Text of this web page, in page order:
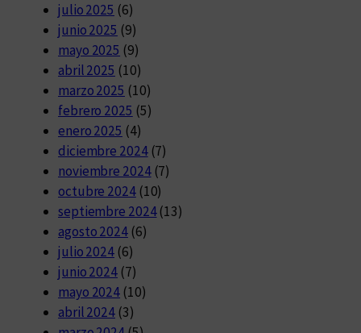
julio 2025 (6)
junio 2025 (9)
mayo 2025 (9)
abril 2025 (10)
marzo 2025 (10)
febrero 2025 (5)
enero 2025 (4)
diciembre 2024(7)
noviembre 2024(7)
octubre 2024(10)
septiembre 2024(13)
agosto 2024(6)
julio 2024 (6)
junio 2024 (7)
mayo 2024 (10)
abril 2024 (3)